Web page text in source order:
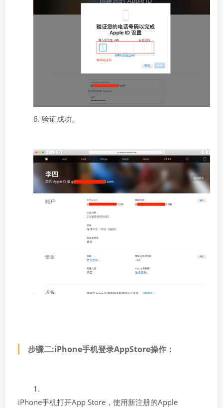
6. 验证成功。
步骤二:iPhone手机登录AppStore操作：
1.
iPhone手机打开App Store，使用新注册的Apple